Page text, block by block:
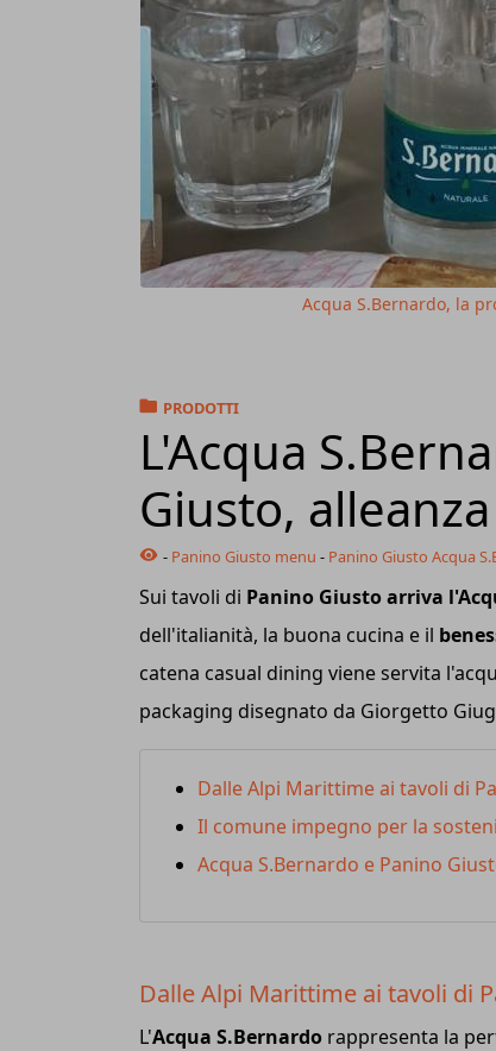
Acqua S.Bernardo, la
PRODOTTI
L'Acqua
Giusto,
- Panino Giusto menu - Panino Giusto Acqua
Sui tavoli di Panino Giusto arriva
dell'italianità, la buona cucina e il
catena casual dining viene servita
packaging disegnato da Giorgetto
Dalle Alpi Marittime ai tavoli di
Il comune impegno per la
Acqua S.Bernardo e Panino
Dalle Alpi Marittime ai tavoli di
L'Acqua S.Bernardo rappresenta la